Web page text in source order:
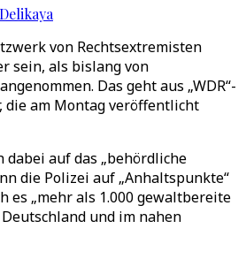
von Rechtsextremisten
sein, als bislang von
Das geht aus „WDR“-
die am Montag veröffentlicht
dabei auf das „behördliche
die Polizei auf „Anhaltspunkte“
es „mehr als 1.000 gewaltbereite
und im nahen